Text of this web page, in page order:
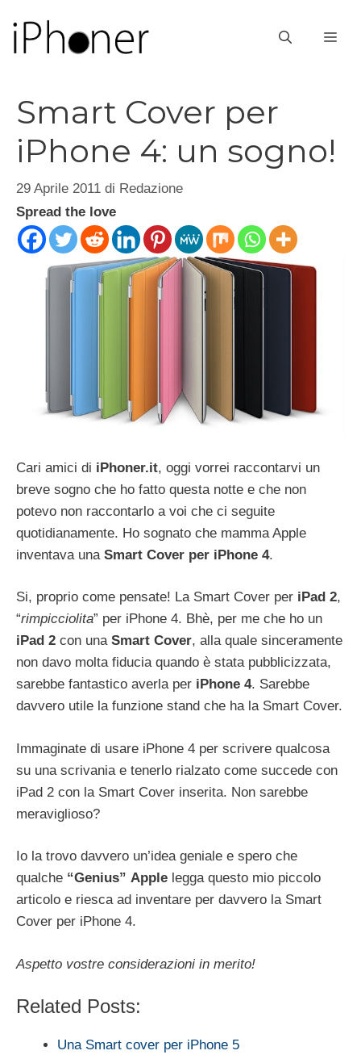
contenuto
Smart Cover per
iPhone 4: un sogno!
29 Aprile 2011 di Redazione
Spread the love
Cari amici di iPhoner.it, oggi vorrei raccontarvi un
breve sogno che ho fatto questa notte e che non
potevo non raccontarlo a voi che ci seguite
quotidianamente. Ho sognato che mamma Apple
inventava una Smart Cover per iPhone 4.
Si, proprio come pensate! La Smart Cover per iPad 2,
“rimpicciolita” per iPhone 4. Bhè, per me che ho un
iPad 2 con una Smart Cover, alla quale sinceramente
non davo molta fiducia quando è stata pubblicizzata,
sarebbe fantastico averla per iPhone 4. Sarebbe
davvero utile la funzione stand che ha la Smart Cover.
Immaginate di usare iPhone 4 per scrivere qualcosa
su una scrivania e tenerlo rialzato come succede con
iPad 2 con la Smart Cover inserita. Non sarebbe
meraviglioso?
Io la trovo davvero un’idea geniale e spero che
qualche “Genius” Apple legga questo mio piccolo
articolo e riesca ad inventare per davvero la Smart
Cover per iPhone 4.
Aspetto vostre considerazioni in merito!
Related Posts:
Una Smart cover per iPhone 5